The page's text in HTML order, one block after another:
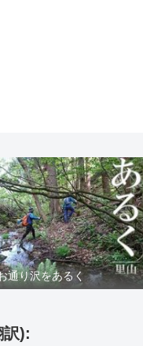
通り沢をあるく
):